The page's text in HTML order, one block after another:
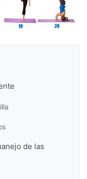
de las